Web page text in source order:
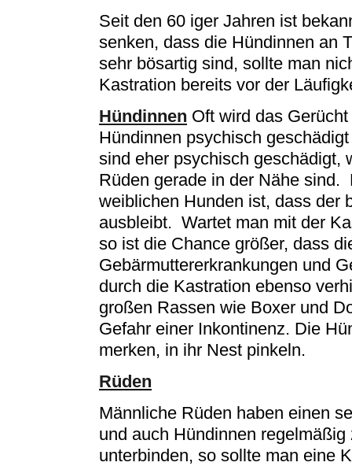
Seit den 60 iger Jahren ist
senken, dass die Hündinnen an
sehr bösartig sind, sollte man
Kastration bereits vor der
Hündinnen Oft wird das
Hündinnen psychisch
sind eher psychisch
Rüden gerade in der Nähe
weiblichen Hunden ist, dass der
ausbleibt. Wartet man mit der
so ist die Chance größer, dass
Gebärmuttererkrankungen und
durch die Kastration ebenso
großen Rassen wie Boxer und
Gefahr einer Inkontinenz. Die
merken, in ihr Nest pinkeln.
Rüden
Männliche Rüden haben einen
und auch Hündinnen
unterbinden, so sollte man eine